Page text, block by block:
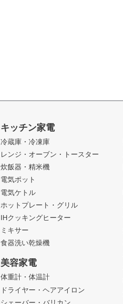
キッチン家電
冷蔵庫・冷凍庫
レンジ・オーブン・トースター
炊飯器・精米機
電気ポット
電気ケトル
ホットプレート・グリル
IHクッキングヒーター
ミキサー
食器洗い乾燥機
美容家電
体重計・体温計
ドライヤー・ヘアアイロン